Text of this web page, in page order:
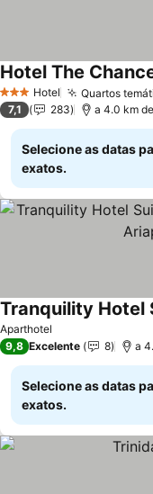
3 EstrelasHotel Quartos
Hotel The
7,1 283 a 4.0 km
Selecione as datas
exatos.
Aparthotel
Ver preços
9,8 Excelente 8 a
Selecione as datas
exatos.